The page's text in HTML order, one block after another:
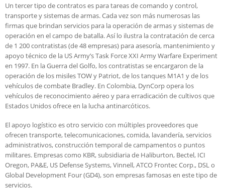
Un tercer tipo de contratos es para tareas de comando y control,
transporte y sistemas de armas. Cada vez son más numerosas las
firmas que brindan servicios para la operación de armas y sistemas de
operación en el campo de batalla. Así lo ilustra la contratación de cerca
de 1 200 contratistas (de 48 empresas) para asesoría, mantenimiento y
apoyo técnico de la US Army’s Task Force XXI Army Warfare Experiment
en 1997. En la Guerra del Golfo, los contratistas se encargaron de la
operación de los misiles TOW y Patriot, de los tanques M1A1 y de los
vehículos de combate Bradley. En Colombia, DynCorp opera los
vehículos de reconocimiento aéreo y para erradicación de cultivos que
Estados Unidos ofrece en la lucha antinarcóticos.
El apoyo logístico es otro servicio con múltiples proveedores que
ofrecen transporte, telecomunicaciones, comida, lavandería, servicios
administrativos, construcción temporal de campamentos o puntos
militares. Empresas como KBR, subsidiaria de Haliburton, Bectel, ICI
Oregon, PA&E, US Defense Systems, Vinnell, ATCO Frontec Corp., DSL o
Global Development Four (GD4), son empresas famosas en este tipo de
servicios.